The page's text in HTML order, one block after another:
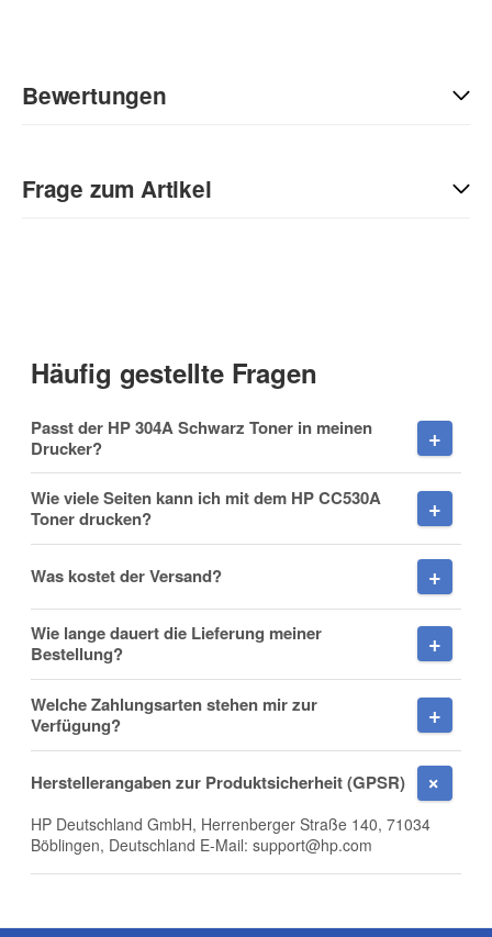
Bewertungen
Sie Anderen bei der Kaufentscheidung:
Frage zum Artikel
Nachname
Firma
Häufig gestellte Fragen
Passt der HP 304A Schwarz Toner in meinen
Drucker?
Wie viele Seiten kann ich mit dem HP CC530A
Toner drucken?
Was kostet der Versand?
Wie lange dauert die Lieferung meiner
Bestellung?
Welche Zahlungsarten stehen mir zur
Verfügung?
Herstellerangaben zur Produktsicherheit (GPSR)
HP Deutschland GmbH, Herrenberger Straße 140, 71034
Böblingen, Deutschland E-Mail: support@hp.com